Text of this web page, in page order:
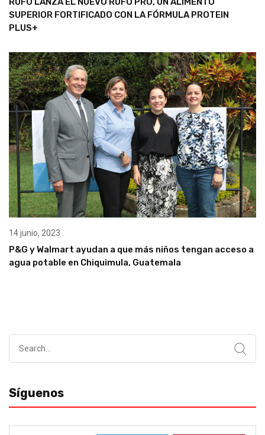
SUPERIOR FORTIFICADO CON LA FÓRMULA PROTEIN
PLUS+
14 junio, 2023
P&G y Walmart ayudan a que más niños tengan acceso a
agua potable en Chiquimula, Guatemala
Síguenos